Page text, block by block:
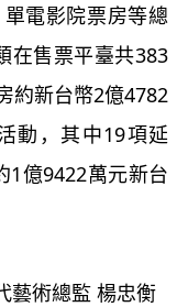
電影院票房等總
在售票平臺共383
約新台幣2億4782
動，其中19項延
1億9422萬元新台
術總監 楊忠衡